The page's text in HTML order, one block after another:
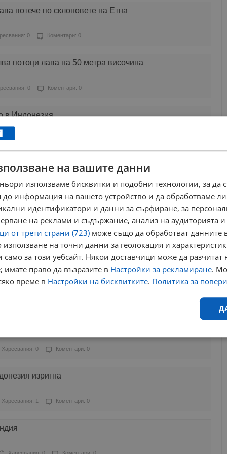
потече по склоновете на Етна
0 Коментари: 0
потоци лава на 50 метра височина
0 Коментари: 0
в Индонезия
0
1
на необитаемия остров Фернандина
0 Коментари: 0
Гриндавик след като вулкан погълна домовете на
Харесвания: 0 Коментари: 0
изригна
Харесвания: 1 Коментари: 0
на вашите данни
използваме бисквитки и подобни технологии, за да
до информация на вашето устройство и да обработваме
идентификатори и данни за сърфиране, за
на реклами и съдържание, анализ на аудиторията
от трети страни (723) може също да обработват данните
на точни данни за геолокация и
за този уебсайт. Някои доставчици може да разчитат
имате право да възразите в Настройки за рекламиране.
време в Настройки на бисквитките. Политика за
Ефективност Таргетиране Функционалност